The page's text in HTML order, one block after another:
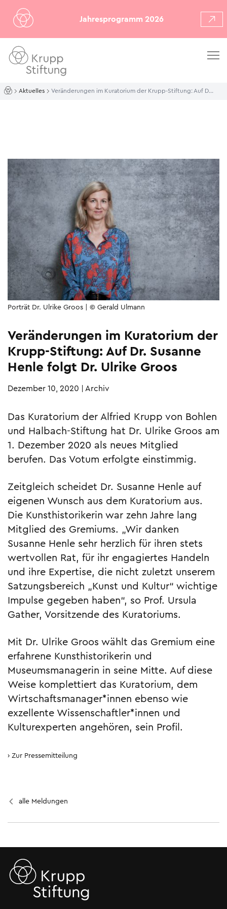
Jahresprogramm 2026
Aktuelles Veränderungen im Kuratorium der Krupp-Stiftung: Auf Dr. Susanne Henle folgt Dr. Ulrike Groos
Porträt Dr. Ulrike Groos | © Gerald Ulmann
Veränderungen im Kuratorium der
Krupp-Stiftung: Auf Dr. Susanne
Henle folgt Dr. Ulrike Groos
Dezember 10, 2020 |Archiv
Das Kuratorium der Alfried Krupp von Bohlen
und Halbach-Stiftung hat Dr. Ulrike Groos am
1. Dezember 2020 als neues Mitglied
berufen. Das Votum erfolgte einstimmig.
Zeitgleich scheidet Dr. Susanne Henle auf
eigenen Wunsch aus dem Kuratorium aus.
Die Kunsthistorikerin war zehn Jahre lang
Mitglied des Gremiums. „Wir danken
Susanne Henle sehr herzlich für ihren stets
wertvollen Rat, für ihr engagiertes Handeln
und ihre Expertise, die nicht zuletzt unserem
Satzungsbereich „Kunst und Kultur“ wichtige
Impulse gegeben haben“, so Prof. Ursula
Gather, Vorsitzende des Kuratoriums.
Mit Dr. Ulrike Groos wählt das Gremium eine
erfahrene Kunst­historikerin und
Museumsmanagerin in seine Mitte. Auf diese
Weise komplettiert das Kuratorium, dem
Wirtschafts­manager*innen ebenso wie
exzellente Wissenschaftler*innen und
Kulturexperten angehören, sein Profil.
Zur Pressemitteilung
alle Meldungen